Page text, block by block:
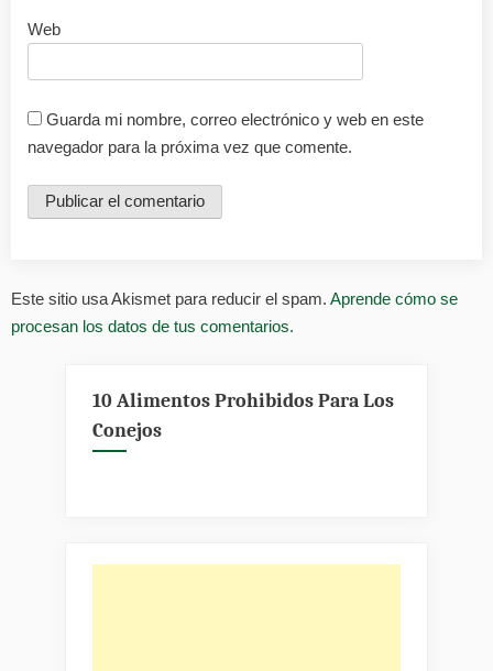
Web
Guarda mi nombre, correo electrónico y web en este
navegador para la próxima vez que comente.
Este sitio usa Akismet para reducir el spam. Aprende cómo se
procesan los datos de tus comentarios.
10 Alimentos Prohibidos Para Los
Conejos